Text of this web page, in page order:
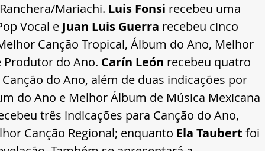
Mariachi. Luis Fonsi recebeu uma
Vocal e Juan Luis Guerra recebeu cinco
Canção Tropical, Álbum do Ano, Melhor
do Ano. Carín León recebeu quatro
do Ano, além de duas indicações por
do Ano e Melhor Álbum de Música Mexicana
três indicações para Canção do Ano,
Canção Regional; enquanto Ela Taubert foi